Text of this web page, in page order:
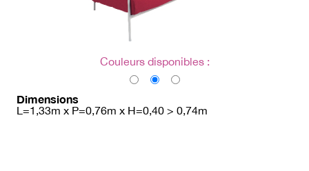
Couleurs disponibles :
Dimensions
L=1,33m x P=0,76m x H=0,40 > 0,74m